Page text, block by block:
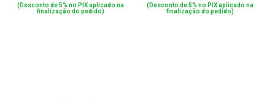
(Desconto de 5% no PIX aplicado na
finalização do pedido)
(Desconto de 5% no PIX aplicado na
finalização do pedido)